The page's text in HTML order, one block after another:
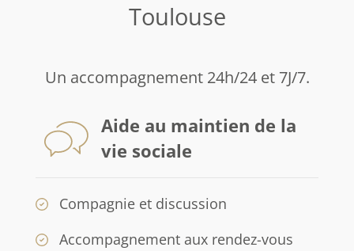
Toulouse
Un accompagnement 24h/24 et 7J/7.
Aide au maintien de la
vie sociale
Compagnie et discussion
Accompagnement aux rendez-vous